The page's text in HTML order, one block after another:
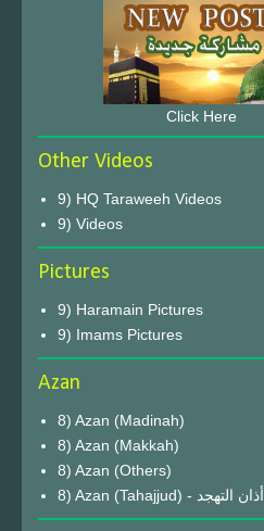
Click Here
Other Videos
9) HQ Taraweeh Videos
9) Videos
Pictures
9) Haramain Pictures
9) Imams Pictures
Azan
8) Azan (Madinah)
8) Azan (Makkah)
8) Azan (Others)
8) Azan (Tahajjud) - أذان التهجد